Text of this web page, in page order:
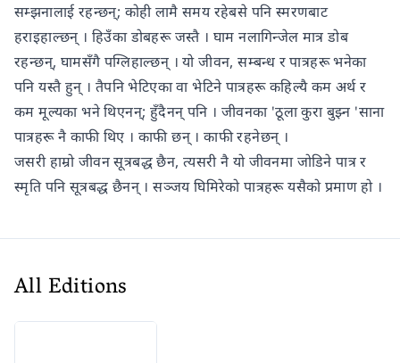
सम्झनालाई रहन्छन्; कोही लामै समय रहेबसे पनि स्मरणबाट
हराइहाल्छन् । हिउँका डोबहरू जस्तै । घाम नलागिन्जेल मात्र डोब
रहन्छन्, घामसँगै पग्लिहाल्छन् । यो जीवन, सम्बन्ध र पात्रहरू भनेका
पनि यस्तै हुन् । तैपनि भेटिएका वा भेटिने पात्रहरू कहिल्यै कम अर्थ र
कम मूल्यका भने थिएनन्; हुँदैनन् पनि । जीवनका 'ठूला कुरा बुझ्न 'साना
पात्रहरू नै काफी थिए । काफी छन् । काफी रहनेछन् ।
जसरी हाम्रो जीवन सूत्रबद्ध छैन, त्यसरी नै यो जीवनमा जोडिने पात्र र
स्मृति पनि सूत्रबद्ध छैनन् । सञ्जय घिमिरेको पात्रहरू यसैको प्रमाण हो ।
All Editions